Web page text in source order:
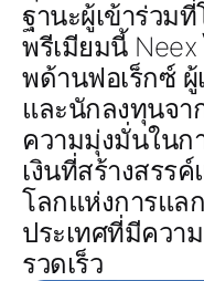
ฐานะผู้เข้าร่วม
พรีเมียมนี้
พด้านฟอเร็กซ์ ผู้
และนักลงทุนจา
ความมุ่งมั่นในก
เงินที่สร้างสรร
โลกแห่งการแล
ประเทศที่มีควา
รวดเร็ว